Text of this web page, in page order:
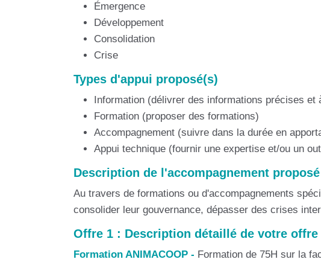
Émergence
Développement
Consolidation
Crise
Types d'appui proposé(s)
Information (délivrer des informations précises et
Formation (proposer des formations)
Accompagnement (suivre dans la durée en
Appui technique (fournir une expertise et/ou un
Description de l'accompagnement proposé
Au travers de formations ou d'accompagnements
consolider leur gouvernance, dépasser des crises
Offre 1 : Description détaillé de votre
Formation ANIMACOOP - Formation de 75H sur la